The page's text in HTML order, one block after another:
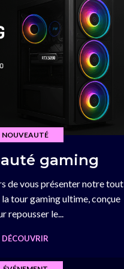
NOUVEAUTÉ
gaming
de vous présenter notre tout
tour gaming ultime, conçue
repousser le...
DÉCOUVRIR